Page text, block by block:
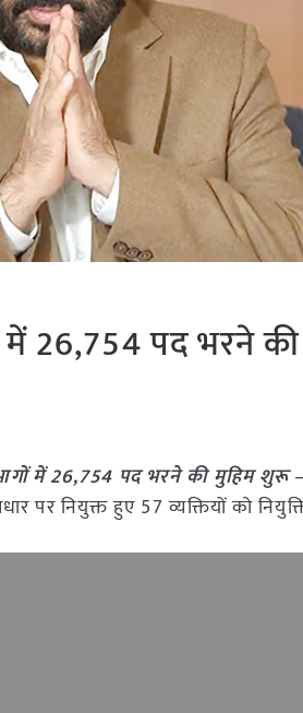
में 26,754 पद भरने
में 26,754 पद भरने की मुहिम शुरू
नियुक्त हुए 57 व्यक्तियों को